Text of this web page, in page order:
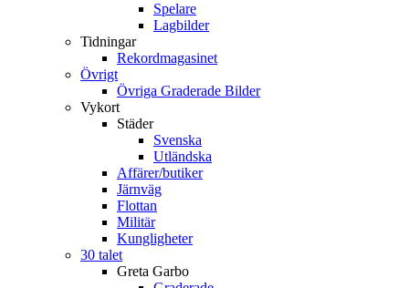
Spelare
Lagbilder
Tidningar
Rekordmagasinet
Övrigt
Övriga Graderade Bilder
Vykort
Städer
Svenska
Utländska
Affärer/butiker
Järnväg
Flottan
Militär
Kungligheter
30 talet
Greta Garbo